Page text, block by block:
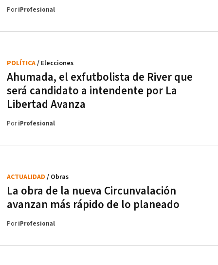
PoriProfesional
Ahumada, el exfutbolista de River que
será candidato a intendente por La
Libertad Avanza
POLÍTICA/ Elecciones
PoriProfesional
La obra de la nueva Circunvalación
avanzan más rápido de lo planeado
ACTUALIDAD / Obras
PoriProfesional